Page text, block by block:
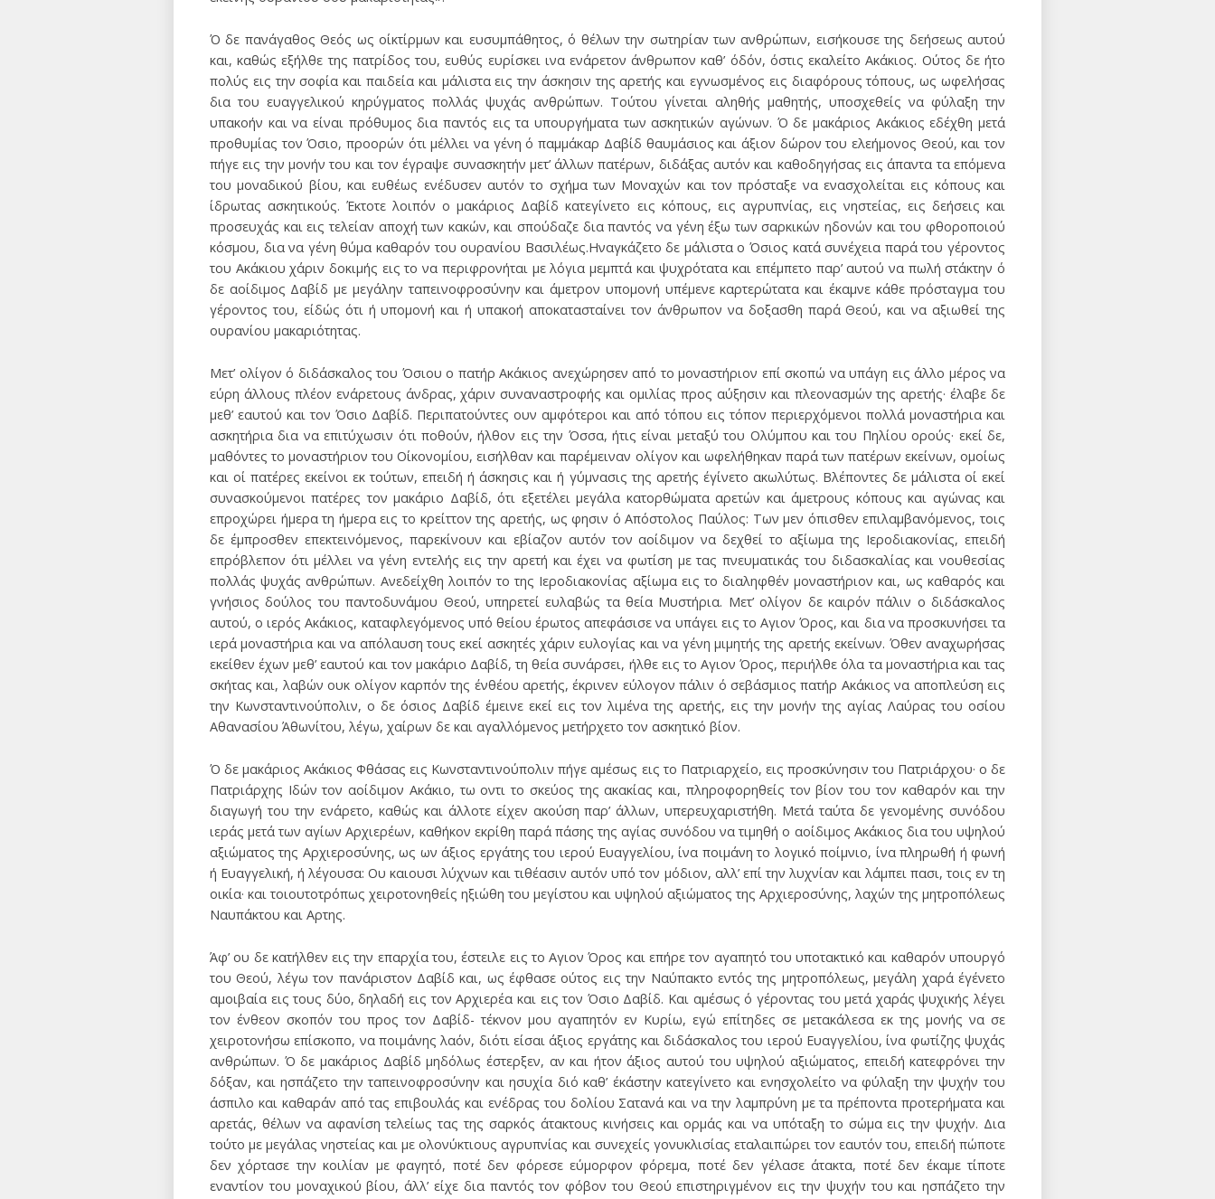
Ό δε πανάγαθος Θεός ως οίκτίρμων και ευσυμπάθητος, ό θέλων την σωτηρίαν των ανθρώπων, εισήκουσε της δεήσεως αυτού
και, καθώς εξήλθε της πατρίδος του, ευθύς ευρίσκει ινα ενάρετον άνθρωπον καθ’ όδόν, όστις εκαλείτο Ακάκιος. Ούτος δε ήτο
πολύς εις την σοφία και παιδεία και μάλιστα εις την άσκησιν της αρετής και εγνωσμένος εις διαφόρους τόπους, ως ωφελήσας
δια του ευαγγελικού κηρύγματος πολλάς ψυχάς ανθρώπων. Τούτου γίνεται αληθής μαθητής, υποσχεθείς να φύλαξη την
υπακοήν και να είναι πρόθυμος δια παντός εις τα υπουργήματα των ασκητικών αγώνων. Ό δε μακάριος Ακάκιος εδέχθη μετά
προθυμίας τον Όσιο, προορών ότι μέλλει να γένη ό παμμάκαρ Δαβίδ θαυμάσιος και άξιον δώρον του ελεήμονος Θεού, και τον
πήγε εις την μονήν του και τον έγραψε συνασκητήν μετ’ άλλων πατέρων, διδάξας αυτόν και καθοδηγήσας εις άπαντα τα επόμενα
του μοναδικού βίου, και ευθέως ενέδυσεν αυτόν το σχήμα των Μοναχών και τον πρόσταξε να ενασχολείται εις κόπους και
ίδρωτας ασκητικούς. Έκτοτε λοιπόν ο μακάριος Δαβίδ κατεγίνετο εις κόπους, εις αγρυπνίας, εις νηστείας, εις δεήσεις και
προσευχάς και εις τελείαν αποχή των κακών, και σπούδαζε δια παντός να γένη έξω των σαρκικών ηδονών και του φθοροποιού
κόσμου, δια να γένη θύμα καθαρόν του ουρανίου Βασιλέως.Ηναγκάζετο δε μάλιστα ο Όσιος κατά συνέχεια παρά του γέροντος
του Ακάκιου χάριν δοκιμής εις το να περιφρονήται με λόγια μεμπτά και ψυχρότατα και επέμπετο παρ’ αυτού να πωλή στάκτην ό
δε αοίδιμος Δαβίδ με μεγάλην ταπεινοφροσύνην και άμετρον υπομονή υπέμενε καρτερώτατα και έκαμνε κάθε πρόσταγμα του
γέροντος του, είδώς ότι ή υπομονή και ή υπακοή αποκατασταίνει τον άνθρωπον να δοξασθη παρά Θεού, και να αξιωθεί της
ουρανίου μακαριότητας.
Μετ’ ολίγον ό διδάσκαλος του Όσιου ο πατήρ Ακάκιος ανεχώρησεν από το μοναστήριον επί σκοπώ να υπάγη εις άλλο μέρος να
εύρη άλλους πλέον ενάρετους άνδρας, χάριν συναναστροφής και ομιλίας προς αύξησιν και πλεονασμών της αρετής· έλαβε δε
μεθ’ εαυτού και τον Όσιο Δαβίδ. Περιπατούντες ουν αμφότεροι και από τόπου εις τόπον περιερχόμενοι πολλά μοναστήρια και
ασκητήρια δια να επιτύχωσιν ότι ποθούν, ήλθον εις την Όσσα, ήτις είναι μεταξύ του Ολύμπου και του Πηλίου ορούς· εκεί δε,
μαθόντες το μοναστήριον του Οίκονομίου, εισήλθαν και παρέμειναν ολίγον και ωφελήθηκαν παρά των πατέρων εκείνων, ομοίως
και οί πατέρες εκείνοι εκ τούτων, επειδή ή άσκησις και ή γύμνασις της αρετής έγίνετο ακωλύτως. Βλέποντες δε μάλιστα οί εκεί
συνασκούμενοι πατέρες τον μακάριο Δαβίδ, ότι εξετέλει μεγάλα κατορθώματα αρετών και άμετρους κόπους και αγώνας και
επροχώρει ήμερα τη ήμερα εις το κρείττον της αρετής, ως φησιν ό Απόστολος Παύλος: Των μεν όπισθεν επιλαμβανόμενος, τοις
δε έμπροσθεν επεκτεινόμενος, παρεκίνουν και εβίαζον αυτόν τον αοίδιμον να δεχθεί το αξίωμα της Ιεροδιακονίας, επειδή
επρόβλεπον ότι μέλλει να γένη εντελής εις την αρετή και έχει να φωτίση με τας πνευματικάς του διδασκαλίας και νουθεσίας
πολλάς ψυχάς ανθρώπων. Ανεδείχθη λοιπόν το της Ιεροδιακονίας αξίωμα εις το διαληφθέν μοναστήριον και, ως καθαρός και
γνήσιος δούλος του παντοδυνάμου Θεού, υπηρετεί ευλαβώς τα θεία Μυστήρια. Μετ’ ολίγον δε καιρόν πάλιν ο διδάσκαλος
αυτού, ο ιερός Ακάκιος, καταφλεγόμενος υπό θείου έρωτος απεφάσισε να υπάγει εις το Αγιον Όρος, και δια να προσκυνήσει τα
ιερά μοναστήρια και να απόλαυση τους εκεί ασκητές χάριν ευλογίας και να γένη μιμητής της αρετής εκείνων. Όθεν αναχωρήσας
εκείθεν έχων μεθ’ εαυτού και τον μακάριο Δαβίδ, τη θεία συνάρσει, ήλθε εις το Αγιον Όρος, περιήλθε όλα τα μοναστήρια και τας
σκήτας και, λαβών ουκ ολίγον καρπόν της ένθέου αρετής, έκρινεν εύλογον πάλιν ό σεβάσμιος πατήρ Ακάκιος να αποπλεύση εις
την Κωνσταντινούπολιν, ο δε όσιος Δαβίδ έμεινε εκεί εις τον λιμένα της αρετής, εις την μονήν της αγίας Λαύρας του οσίου
Αθανασίου Άθωνίτου, λέγω, χαίρων δε και αγαλλόμενος μετήρχετο τον ασκητικό βίον.
Ό δε μακάριος Ακάκιος Φθάσας εις Κωνσταντινούπολιν πήγε αμέσως εις το Πατριαρχείο, εις προσκύνησιν του Πατριάρχου· ο δε
Πατριάρχης Ιδών τον αοίδιμον Ακάκιο, τω οντι το σκεύος της ακακίας και, πληροφορηθείς τον βίον του τον καθαρόν και την
διαγωγή του την ενάρετο, καθώς και άλλοτε είχεν ακούση παρ’ άλλων, υπερευχαριστήθη. Μετά ταύτα δε γενομένης συνόδου
ιεράς μετά των αγίων Αρχιερέων, καθήκον εκρίθη παρά πάσης της αγίας συνόδου να τιμηθή ο αοίδιμος Ακάκιος δια του υψηλού
αξιώματος της Αρχιεροσύνης, ως ων άξιος εργάτης του ιερού Ευαγγελίου, ίνα ποιμάνη το λογικό ποίμνιο, ίνα πληρωθή ή φωνή
ή Ευαγγελική, ή λέγουσα: Ου καιουσι λύχνων και τιθέασιν αυτόν υπό τον μόδιον, αλλ’ επί την λυχνίαν και λάμπει πασι, τοις εν τη
οικία· και τοιουτοτρόπως χειροτονηθείς ηξιώθη του μεγίστου και υψηλού αξιώματος της Αρχιεροσύνης, λαχών της μητροπόλεως
Ναυπάκτου και Αρτης.
Άφ’ ου δε κατήλθεν εις την επαρχία του, έστειλε εις το Αγιον Όρος και επήρε τον αγαπητό του υποτακτικό και καθαρόν υπουργό
του Θεού, λέγω τον πανάριστον Δαβίδ και, ως έφθασε ούτος εις την Ναύπακτο εντός της μητροπόλεως, μεγάλη χαρά έγένετο
αμοιβαία εις τους δύο, δηλαδή εις τον Αρχιερέα και εις τον Όσιο Δαβίδ. Και αμέσως ό γέροντας του μετά χαράς ψυχικής λέγει
τον ένθεον σκοπόν του προς τον Δαβίδ- τέκνον μου αγαπητόν εν Κυρίω, εγώ επίτηδες σε μετακάλεσα εκ της μονής να σε
χειροτονήσω επίσκοπο, να ποιμάνης λαόν, διότι είσαι άξιος εργάτης και διδάσκαλος του ιερού Ευαγγελίου, ίνα φωτίζης ψυχάς
ανθρώπων. Ό δε μακάριος Δαβίδ μηδόλως έστερξεν, αν και ήτον άξιος αυτού του υψηλού αξιώματος, επειδή κατεφρόνει την
δόξαν, και ησπάζετο την ταπεινοφροσύνην και ησυχία διό καθ’ έκάστην κατεγίνετο και ενησχολείτο να φύλαξη την ψυχήν του
άσπιλο και καθαράν από τας επιβουλάς και ενέδρας του δολίου Σατανά και να την λαμπρύνη με τα πρέποντα προτερήματα και
αρετάς, θέλων να αφανίση τελείως τας της σαρκός άτακτους κινήσεις και ορμάς και να υπόταξη το σώμα εις την ψυχήν. Δια
τούτο με μεγάλας νηστείας και με ολονύκτιους αγρυπνίας και συνεχείς γονυκλισίας εταλαιπώρει τον εαυτόν του, επειδή πώποτε
δεν χόρτασε την κοιλίαν με φαγητό, ποτέ δεν φόρεσε εύμορφον φόρεμα, ποτέ δεν γέλασε άτακτα, ποτέ δεν έκαμε τίποτε
εναντίον του μοναχικού βίου, άλλ’ είχε δια παντός τον φόβον του Θεού επιστηριγμένον εις την ψυχήν του και ησπάζετο την